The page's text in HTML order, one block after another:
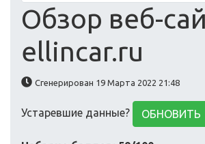
Обзор веб-
ellincar.ru
Сгенерирован 19 Марта 2022 21:48
Устаревшие данные? ОБНОВИТЬ